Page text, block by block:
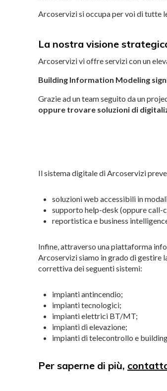
Arcoservizi si occupa per voi di tutte
La nostra visione
Arcoservizi vi offre servizi con un
Building Information Modeling
Grazie ad un team seguito da un
oppure trovare soluzioni di
Il sistema digitale di Arcoservizi
soluzioni web accessibili in
supporto help-desk (oppure
reportistica e business
Infine, attraverso una piattaforma
Arcoservizi siamo in grado di gestire
correttiva dei seguenti sistemi:
impianti antincendio;
impianti tecnologici;
impianti elettrici BT/MT;
impianti di elevazione;
impianti di telecontrollo e
Per saperne di più,